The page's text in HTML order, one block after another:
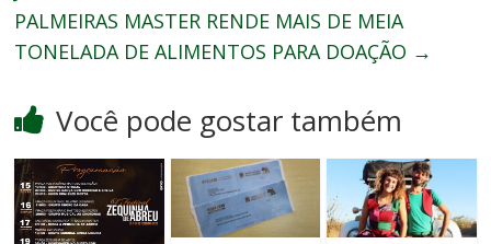
PALMEIRAS MASTER RENDE MAIS DE MEIA
TONELADA DE ALIMENTOS PARA DOAÇÃO →
Você pode gostar também